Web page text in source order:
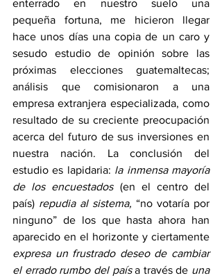
enterrado en nuestro suelo una
pequeña fortuna, me hicieron llegar
hace unos días una copia de un caro y
sesudo estudio de opinión sobre las
próximas elecciones guatemaltecas;
análisis que comisionaron a una
empresa extranjera especializada, como
resultado de su creciente preocupación
acerca del futuro de sus inversiones en
nuestra nación. La conclusión del
estudio es lapidaria: la inmensa mayoría
de los encuestados (en el centro del
país) repudia al sistema, “no votaría por
ninguno” de los que hasta ahora han
expresa un frustrado deseo de cambiar
el errado rumbo del país a través de una